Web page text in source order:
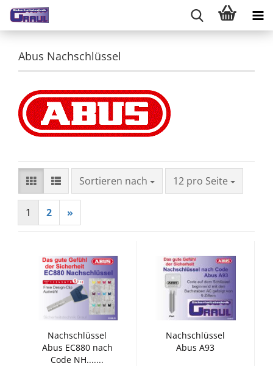
Abus Nachschlüssel
Sortieren nach
Sortieren nach 12 pro Seite
pro Seite
1 2 »
Nachschlüssel
Abus EC880 nach
Code NH.......
Nachschlüssel
Abus A93